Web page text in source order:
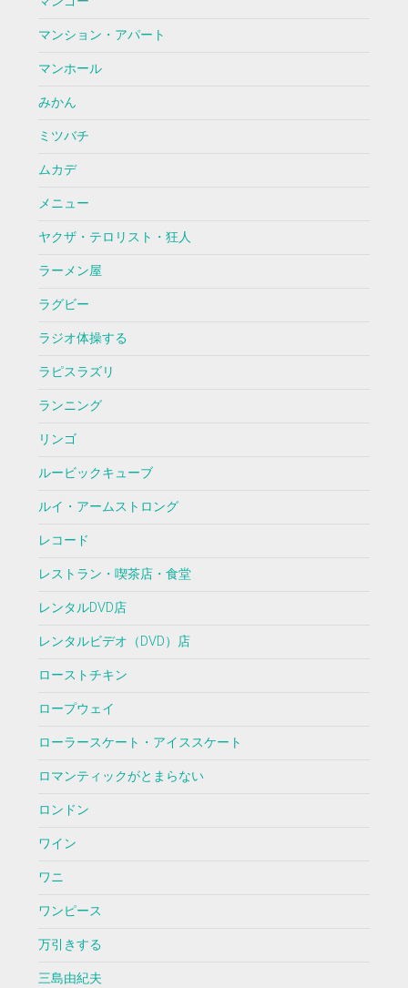
マンション・アパート
マンホール
みかん
ミツバチ
ムカデ
メニュー
ヤクザ・テロリスト・狂人
ラーメン屋
ラグビー
ラジオ体操する
ラピスラズリ
ランニング
リンゴ
ルービックキューブ
ルイ・アームストロング
レコード
レストラン・喫茶店・食堂
レンタルDVD店
レンタルビデオ（DVD）店
ローストチキン
ロープウェイ
ローラースケート・アイススケート
ロマンティックがとまらない
ロンドン
ワイン
ワニ
ワンピース
万引きする
三島由紀夫